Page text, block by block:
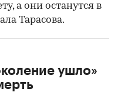
а они останутся в
Тарасова.
ушло»